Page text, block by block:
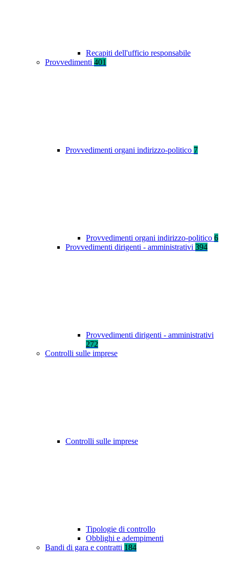
Recapiti dell'ufficio responsabile
Provvedimenti 401
Provvedimenti organi indirizzo-politico 7
Provvedimenti organi indirizzo-politico 6
Provvedimenti dirigenti - amministrativi 394
Provvedimenti dirigenti - amministrativi
272
Controlli sulle imprese
Controlli sulle imprese
Tipologie di controllo
Obblighi e adempimenti
Bandi di gara e contratti 184